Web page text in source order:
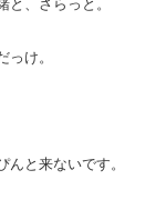
、さらっと。
け。
と来ないです。